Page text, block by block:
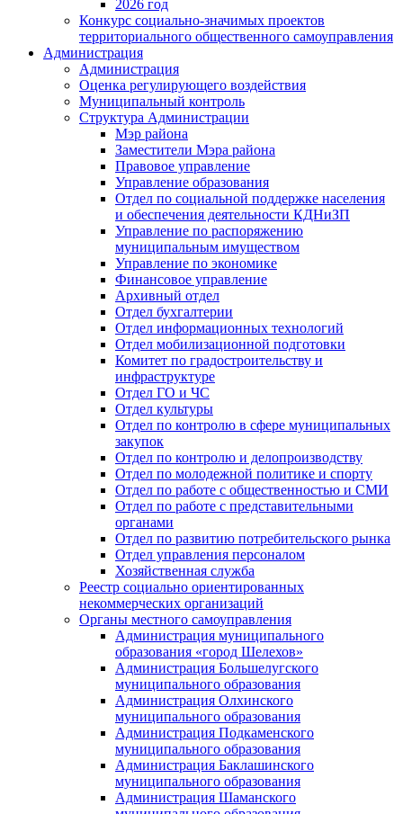
2026 год
Конкурс социально-значимых проектов
территориального общественного самоуправления
Администрация
Администрация
Оценка регулирующего воздействия
Муниципальный контроль
Структура Администрации
Мэр района
Заместители Мэра района
Правовое управление
Управление образования
Отдел по социальной поддержке населения
и обеспечения деятельности КДНиЗП
Управление по распоряжению
муниципальным имуществом
Управление по экономике
Финансовое управление
Архивный отдел
Отдел бухгалтерии
Отдел информационных технологий
Отдел мобилизационной подготовки
Комитет по градостроительству и
инфраструктуре
Отдел ГО и ЧС
Отдел культуры
Отдел по контролю в сфере муниципальных
закупок
Отдел по контролю и делопроизводству
Отдел по молодежной политике и спорту
Отдел по работе с общественностью и СМИ
Отдел по работе с представительными
органами
Отдел по развитию потребительского рынка
Отдел управления персоналом
Хозяйственная служба
Реестр социально ориентированных
некоммерческих организаций
Органы местного самоуправления
Администрация муниципального
образования «город Шелехов»
Администрация Большелугского
муниципального образования
Администрация Олхинского
муниципального образования
Администрация Подкаменского
муниципального образования
Администрация Баклашинского
муниципального образования
Администрация Шаманского